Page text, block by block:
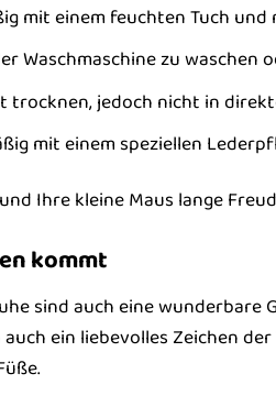
mit einem feuchten Tuch
Waschmaschine zu
trocknen, jedoch nicht in
mit einem speziellen
Ihre kleine Maus lange
kommt
sind auch eine
ein liebevolles Zeichen